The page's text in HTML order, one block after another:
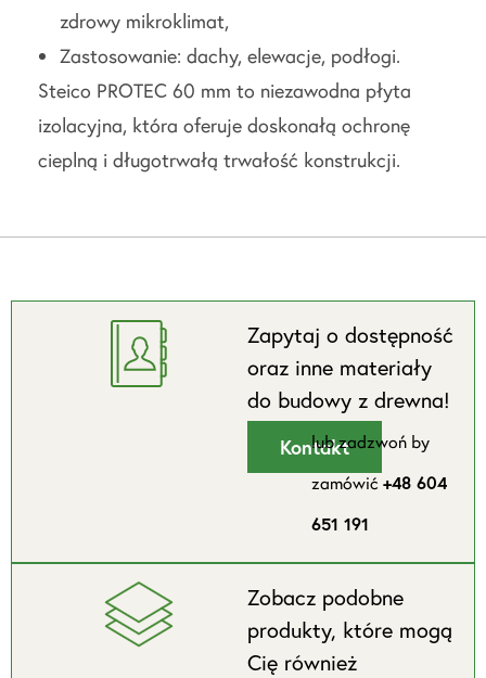
zdrowy mikroklimat,
Zastosowanie: dachy, elewacje, podłogi.
Steico PROTEC 60 mm to niezawodna płyta
izolacyjna, która oferuje doskonałą ochronę
cieplną i długotrwałą trwałość konstrukcji.
Zapytaj o dostępność
oraz inne materiały
do budowy z drewna!
Kontakt
lub zadzwoń by
zamówić+48 604
651 191
Zobacz podobne
produkty, które mogą
Cię również